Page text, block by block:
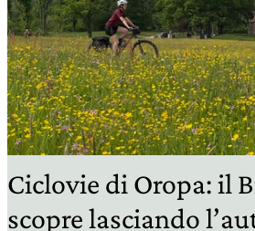
Ciclovie di Oropa: il
scopre lasciando